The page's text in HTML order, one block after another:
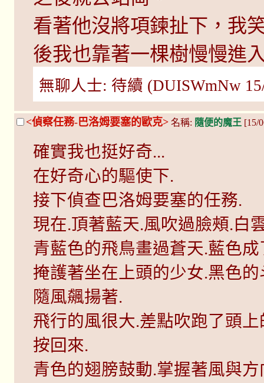
看著他沒將項鍊扯下，我
後我也靠著一棵樹慢慢進
無聊人士: 待續 (DUISWmNw
<偵察任務-巴洛姆要塞的歐克> 名稱: 隨便的魔王 [15/
確實我也挺好奇...
在好奇心的驅使下.
接下偵查巴洛姆要塞的任務.
現在.頂著藍天.風吹過臉頰.白
青藍色的飛鳥畫過蒼天.藍色
掩護著坐在上頭的少女.黑色
隨風飆揚著.
飛行的風很大.差點吹跑了頭
按回來.
青色的翅膀鼓動.掌握著風與方